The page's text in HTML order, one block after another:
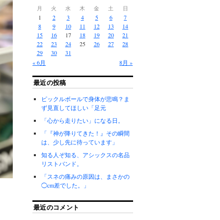
月 火 水 木 金 土 日
« 6月 8月 »
1 2 3 4 5 6
7
8
9 10 11 12 13
14
15
16 17 18 19 20
21
22
23 24 25 26 27
28
29
30 31
最近の投稿
ピックルボールで身体が悲鳴？ま
ず見直してほしい「足元
「心から走りたい」になる日。
「『神が降りてきた！』その瞬間
は、少し先に待っています」
知る人ぞ知る、アシックスの名品
リストバンド。
「スネの痛みの原因は、まさかの
◯cm差でした。」
最近のコメント